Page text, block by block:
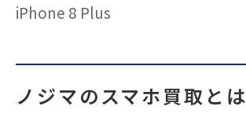
iPhone 8 Plus
ノジマのスマホ買取とは